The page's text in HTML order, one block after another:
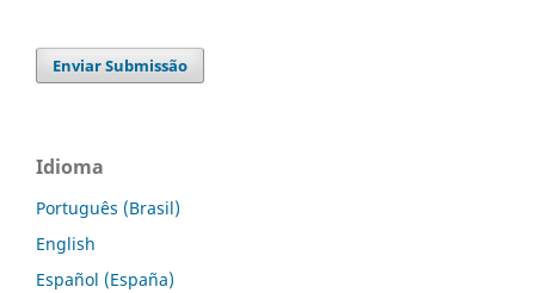
Enviar Submissão
Idioma
Português (Brasil)
English
Español (España)